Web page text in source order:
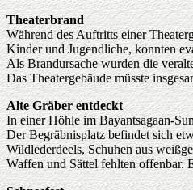
Theaterbrand
Während des Auftritts einer
Kinder und Jugendliche, konnten
Als Brandursache wurden die
Das Theatergebäude müsste
Alte Gräber entdeckt
In einer Höhle im Bayantsagaan-
Der Begräbnisplatz befindet sich
Wildlederdeels, Schuhen aus
Waffen und Sättel fehlten offenbar.